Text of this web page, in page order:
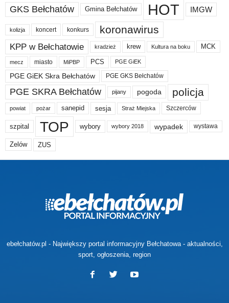
GKS Bełchatów Gmina Bełchatów HOT IMGW
kolizja koncert konkurs koronawirus
KPP w Bełchatowie kradzież krew Kultura na boku MCK
mecz miasto MiPBP PCS PGE GiEK
PGE GiEK Skra Bełchatów PGE GKS Bełchatów
PGE SKRA Bełchatów pijany pogoda policja
powiat pożar sanepid sesja Straż Miejska Szczerców
szpital TOP wybory wybory 2018 wypadek wystawa
Zelów ZUS
ebełchatów.pl - Największy portal informacyjny Bełchatowa - aktualności,
sport, ogłoszenia, region